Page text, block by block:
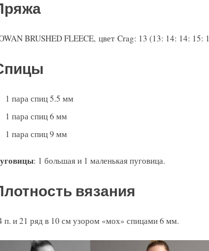
BRUSHED FLEECE, цвет Crag: 13 (13: 14: 14:
1 пара спиц 5.5 мм
1 пара спиц 6 мм
1 пара спиц 9 мм
: 1 большая и 1 маленькая пуговица.
вязания
п. и 21 ряд в 10 см узором «мох» спицами 6 мм.